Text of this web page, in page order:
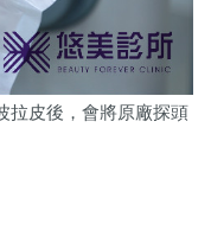
拉皮後，會將原廠探頭